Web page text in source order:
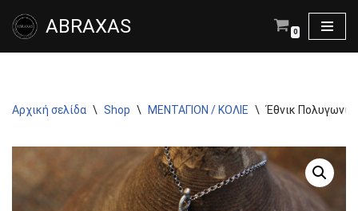
Μεταπηδήστε
ABRAXAS 0
Αρχική σελίδα \ Shop \ ΜΕΝΤΑΓΙΟΝ / ΚΟΛΙΕ \ Έθνικ